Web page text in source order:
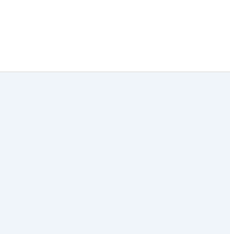
राशियों के लिए एक संपूर्ण